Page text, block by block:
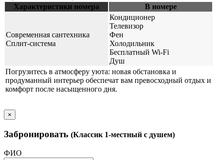
Характеристики номера В номере
Cовременная сантехника
Cплит-система
Кондиционер
Телевизор
Фен
Холодильник
Бесплатный Wi-Fi
Душ
Погрузитесь в атмосферу уюта: новая обстановка и
продуманный интерьер обеспечат вам превосходный отдых и
комфорт после насыщенного дня.
×
Забронировать (Классик 1-местный с душем)
ФИО